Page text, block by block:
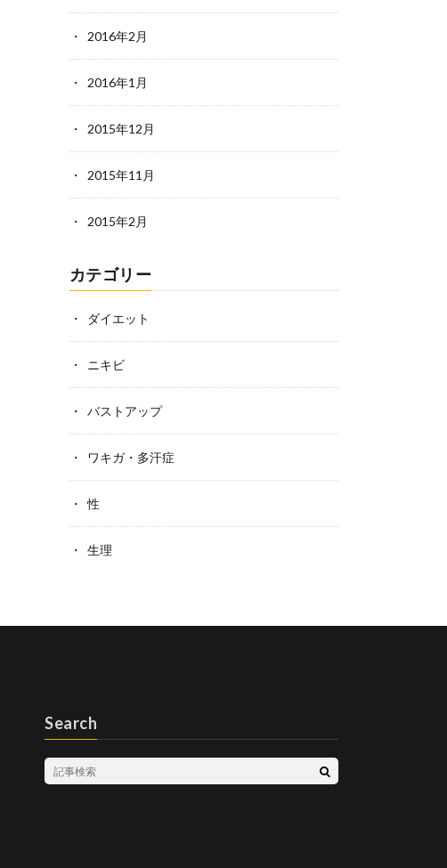
2016年2月
2016年1月
2015年12月
2015年11月
2015年2月
カテゴリー
ダイエット
ニキビ
バストアップ
ワキガ・多汗症
性
生理
Search